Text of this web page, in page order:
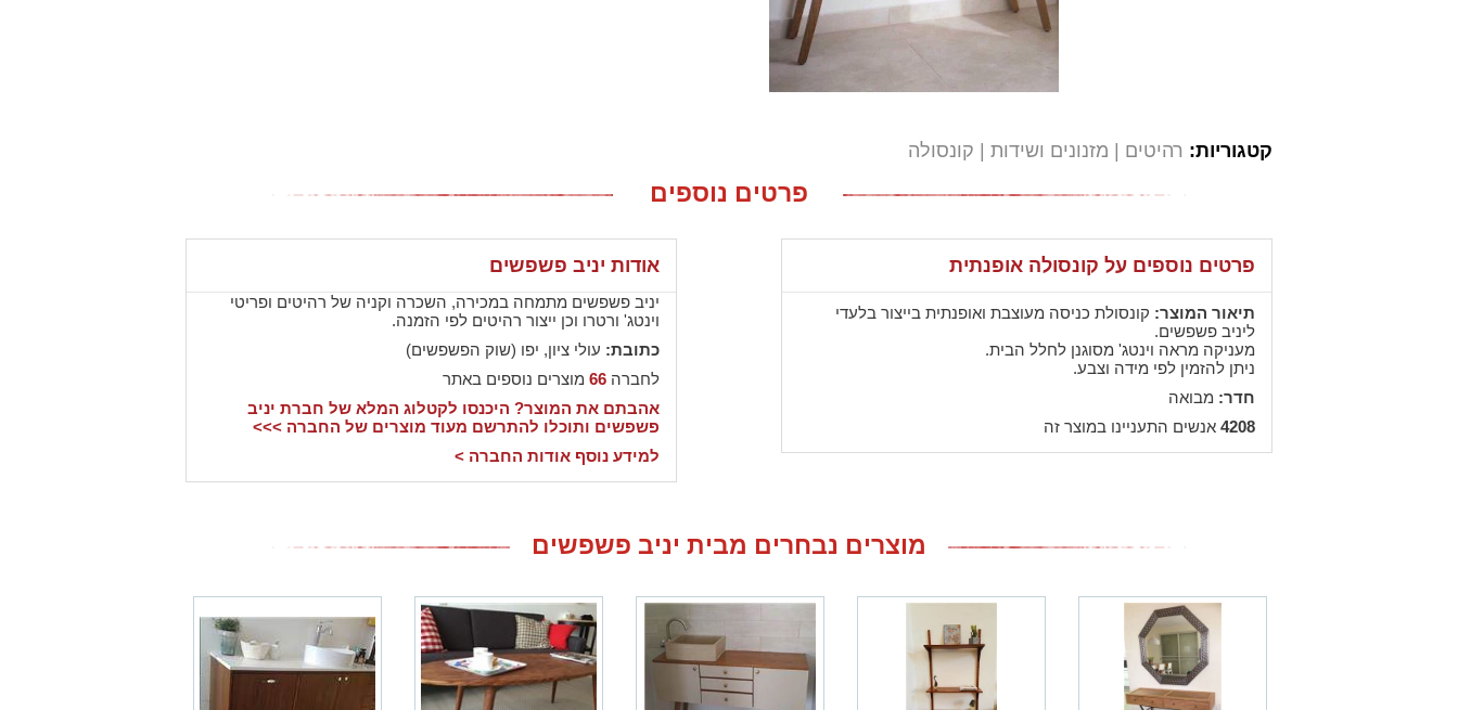
קטגוריות: רהיטים מזנונים ושידות קונסולה
פרטים נוספים
פרטים נוספים על קונסולה אופנתית
תיאור המוצר: קונסולת כניסה מעוצבת ואופנתית בייצור בלעדי
ליניב פשפשים.
מעניקה מראה וינטג' מסוגנן לחלל הבית.
ניתן להזמין לפי מידה וצבע.
חדר: מבואה
4208 אנשים התעניינו במוצר זה
אודות יניב פשפשים
יניב פשפשים מתמחה במכירה, השכרה וקניה של רהיטים ופריטי
וינטג' ורטרו וכן ייצור רהיטים לפי הזמנה.
כתובת: עולי ציון, יפו (שוק הפשפשים)
לחברה66 מוצרים נוספים באתר
אהבתם את המוצר? היכנסו לקטלוג המלא של חברת יניב
פשפשים ותוכלו להתרשם מעוד מוצרים של החברה >>>
למידע נוסף אודות החברה >
מוצרים נבחרים מבית יניב פשפשים